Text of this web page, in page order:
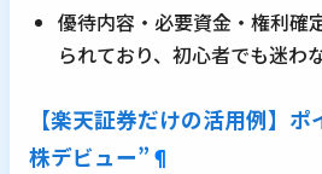
優待内容・必要資金・権利確
られており、初心者でも迷わ
【楽天証券だけの活用例】
株デビュー” ¶